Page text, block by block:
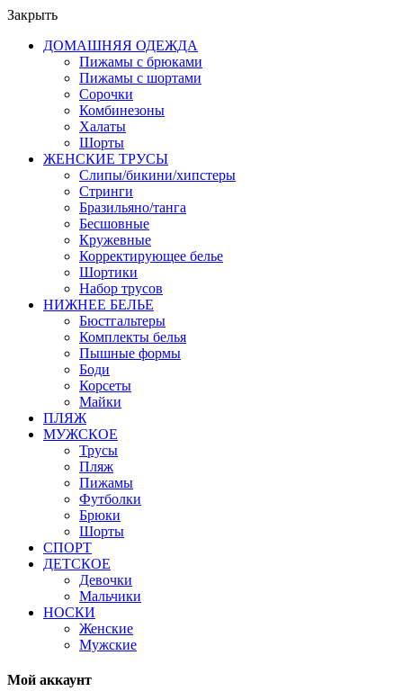
Закрыть
ДОМАШНЯЯ ОДЕЖДА
Пижамы с брюками
Пижамы с шортами
Сорочки
Комбинезоны
Халаты
Шорты
ЖЕНСКИЕ ТРУСЫ
Слипы/бикини/хипстеры
Стринги
Бразильяно/танга
Бесшовные
Кружевные
Корректирующее белье
Шортики
Набор трусов
НИЖНЕЕ БЕЛЬЕ
Бюстгальтеры
Комплекты белья
Пышные формы
Боди
Корсеты
Майки
ПЛЯЖ
МУЖСКОЕ
Трусы
Пляж
Пижамы
Футболки
Брюки
Шорты
СПОРТ
ДЕТСКОЕ
Девочки
Мальчики
НОСКИ
Женские
Мужские
Мой аккаунт